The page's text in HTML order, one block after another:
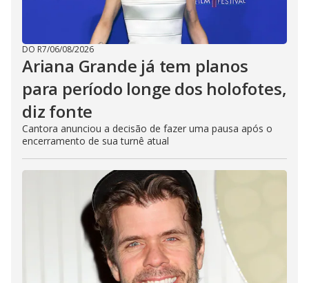
DO R7/06/08/2026
Ariana Grande já tem planos
para período longe dos holofotes,
diz fonte
Cantora anunciou a decisão de fazer uma pausa após o
encerramento de sua turnê atual